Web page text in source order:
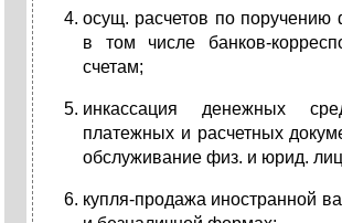
осущ. расчетов по поручению
в том числе банков-
счетам;
инкассация денежных
платежных и расчетных
обслуживание физ. и юрид.
купля-продажа иностранной